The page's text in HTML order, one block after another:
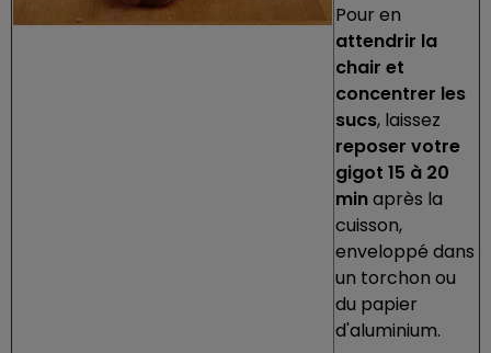
Pour en
attendrir la
chair et
concentrer les
sucs, laissez
reposer votre
gigot 15 à 20
minaprès la
cuisson,
enveloppé dans
un torchon ou
du papier
d'aluminium.